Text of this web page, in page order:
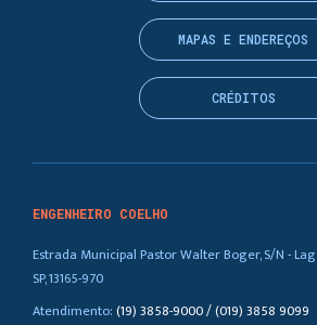
ENGENHEIRO COELHO
Estrada Municipal Pastor Walter Boger, S/N -
SP, 13165-970
Atendimento:(19) 3858-9000 / (019) 3858 9099
MAPAS E ENDEREÇOS
CRÉDITOS